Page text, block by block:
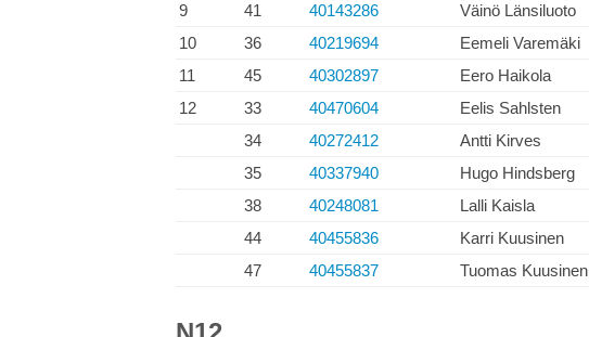
9
41 40143286 Väinö Länsiluoto
10
36 40219694 Eemeli Varemäki
11
45 40302897 Eero Haikola
12
33 40470604 Eelis Sahlsten
34
40272412 Antti Kirves
35
40337940 Hugo Hindsberg
38
40248081 Lalli Kaisla
44
40455836 Karri Kuusinen
47
40455837 Tuomas Kuusinen